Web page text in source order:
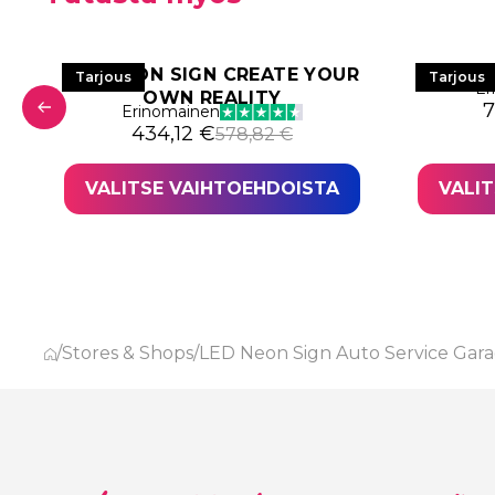
€.
€.
Tarjous
LED NEON SIGN CREATE YOUR
OWN REALITY
Erinomainen
578,82€
Alkuperäinen hinta oli: 578,82 €.
434,12 €
Nykyinen hinta on: 434,12 €.
VALITSE VAIHTOEHDOISTA
Tarjous
/Stores & Shops/LED Neon Sign Auto Service